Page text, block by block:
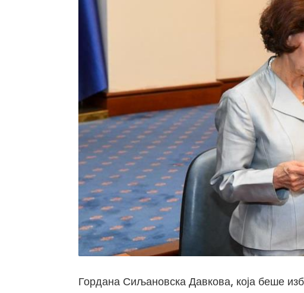
Гордана Сиљановска Давкова, која беше